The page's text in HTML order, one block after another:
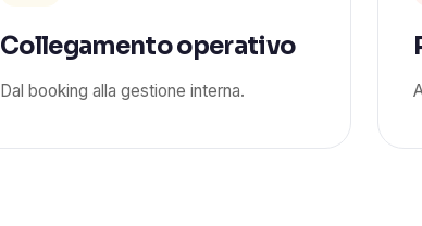
Collegamento operativo
Dal booking alla gestione interna.